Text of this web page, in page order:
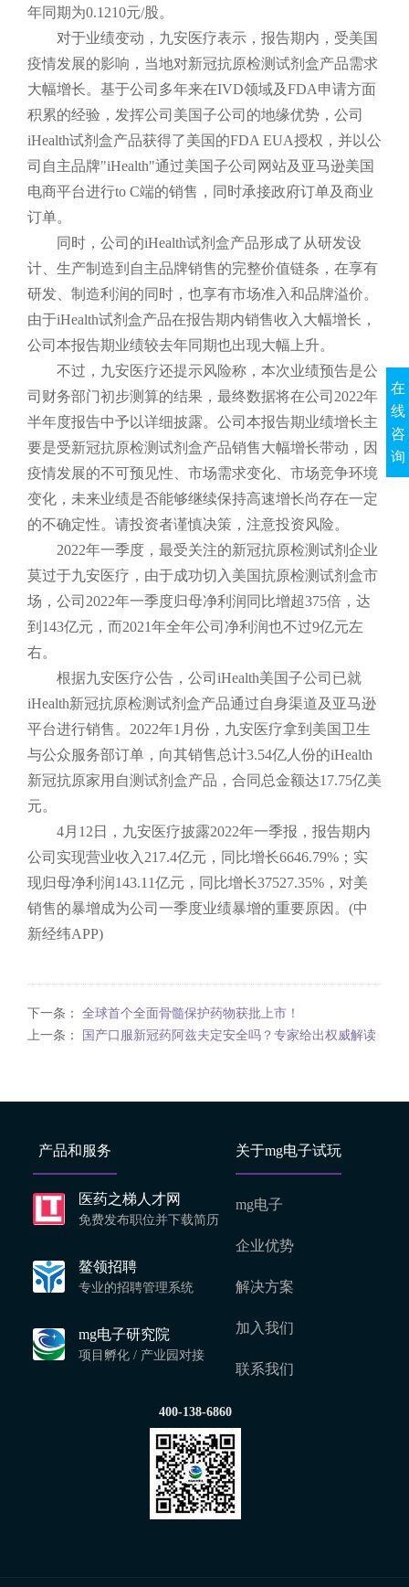
年同期为0.1210元/股。
对于业绩变动，九安医疗表示，报告期内，受美国
疫情发展的影响，当地对新冠抗原检测试剂盒产品需求
大幅增长。基于公司多年来在IVD领域及FDA申请方面
积累的经验，发挥公司美国子公司的地缘优势，公司
iHealth试剂盒产品获得了美国的FDA EUA授权，并以公
司自主品牌"iHealth"通过美国子公司网站及亚马逊美国
电商平台进行to C端的销售，同时承接政府订单及商业
订单。
同时，公司的iHealth试剂盒产品形成了从研发设
计、生产制造到自主品牌销售的完整价值链条，在享有
研发、制造利润的同时，也享有市场准入和品牌溢价。
由于iHealth试剂盒产品在报告期内销售收入大幅增长，
公司本报告期业绩较去年同期也出现大幅上升。
不过，九安医疗还提示风险称，本次业绩预告是公
司财务部门初步测算的结果，最终数据将在公司2022年
半年度报告中予以详细披露。公司本报告期业绩增长主
要是受新冠抗原检测试剂盒产品销售大幅增长带动，因
疫情发展的不可预见性、市场需求变化、市场竞争环境
变化，未来业绩是否能够继续保持高速增长尚存在一定
的不确定性。请投资者谨慎决策，注意投资风险。
2022年一季度，最受关注的新冠抗原检测试剂企业
莫过于九安医疗，由于成功切入美国抗原检测试剂盒市
场，公司2022年一季度归母净利润同比增超375倍，达
到143亿元，而2021年全年公司净利润也不过9亿元左
右。
根据九安医疗公告，公司iHealth美国子公司已就
iHealth新冠抗原检测试剂盒产品通过自身渠道及亚马逊
平台进行销售。2022年1月份，九安医疗拿到美国卫生
与公众服务部订单，向其销售总计3.54亿人份的iHealth
新冠抗原家用自测试剂盒产品，合同总金额达17.75亿美
元。
4月12日，九安医疗披露2022年一季报，报告期内
公司实现营业收入217.4亿元，同比增长6646.79%；实
现归母净利润143.11亿元，同比增长37527.35%，对美
销售的暴增成为公司一季度业绩暴增的重要原因。(中
新经纬APP)
下一条： 全球首个全面骨髓保护药物获批上市！
上一条：
国产口服新冠药阿兹夫定安全吗？专家给出权威解读
产品和服务
医药之梯人才网
免费发布职位并下载简历
鳌领招聘
专业的招聘管理系统
mg电子研究院
项目孵化 / 产业园对接
关于mg电子试玩
mg电子
企业优势
解决方案
加入我们
联系我们
400-138-6860
在
线
咨
询